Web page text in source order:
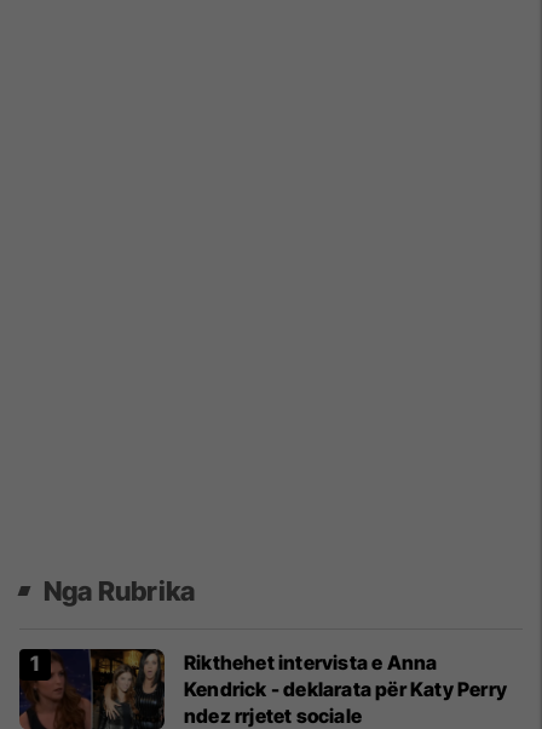
Nga Rubrika
Rikthehet intervista e Anna
Kendrick - deklarata për Katy Perry
ndez rrjetet sociale